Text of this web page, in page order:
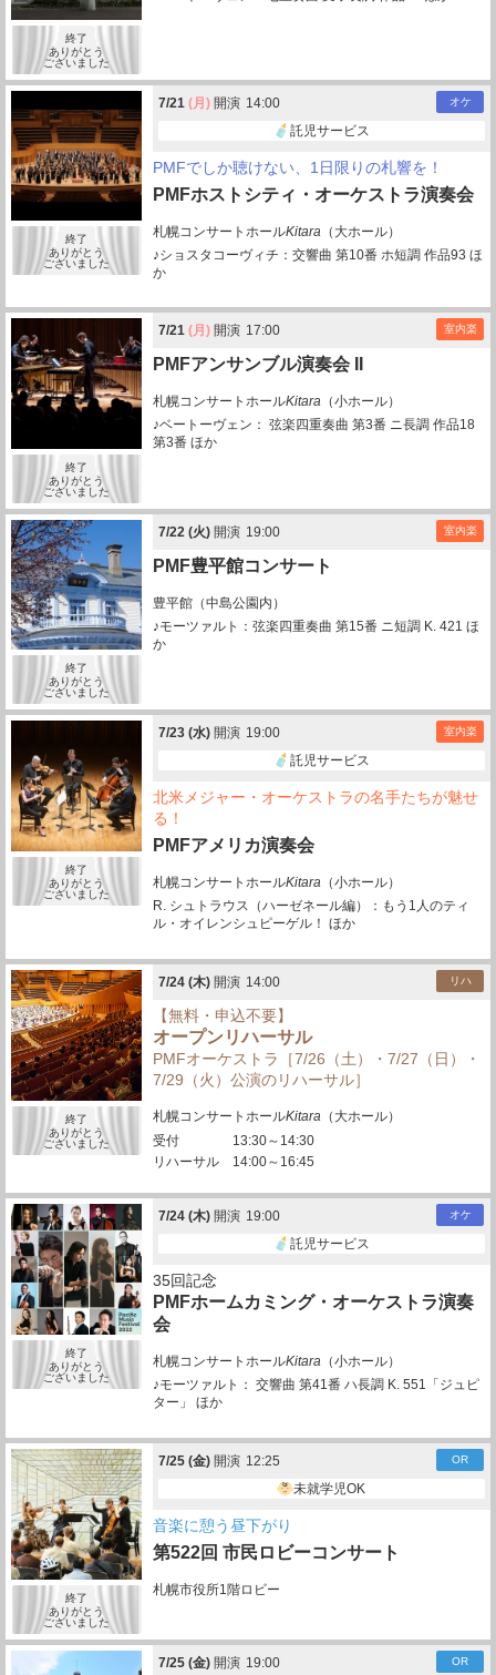
終了
ありがとう
ございました
PMFでしか聴けない、1日限りの札響を！
PMFホストシティ・オーケストラ演奏会
札幌コンサートホールKitara （大ホール）
♪ショスタコーヴィチ：交響曲 第10番 ホ短調 作品93 ほ
か
オケ
7/21 (月) 開演 14:00
託児サービス
終了
ありがとう
ございました
PMFアンサンブル演奏会 II
札幌コンサートホールKitara（小ホール）
♪ベートーヴェン： 弦楽四重奏曲 第3番 ニ長調 作品18
第3番 ほか
室内楽
7/21 (月) 開演 17:00
終了
ありがとう
ございました
PMF豊平館コンサート
豊平館（中島公園内）
♪モーツァルト：弦楽四重奏曲 第15番 ニ短調 K. 421 ほ
か
室内楽
7/22 (火) 開演 19:00
終了
ありがとう
ございました
北米メジャー・オーケストラの名手たちが魅せ
る！
PMFアメリカ演奏会
札幌コンサートホールKitara（小ホール）
R. シュトラウス（ハーゼネール編）：もう1人のティ
ル・オイレンシュピーゲル！ ほか
室内楽
7/23 (水) 開演 19:00
託児サービス
終了
ありがとう
ございました
【無料・申込不要】
オープンリハーサル
PMFオーケストラ［7/26（土）・7/27（日）・
7/29（火）公演のリハーサル］
札幌コンサートホールKitara（大ホール）
受付
13:30～14:30
リハーサル
14:00～16:45
リハ
7/24 (木) 開演 14:00
終了
ありがとう
ございました
35回記念
PMFホームカミング・オーケストラ演奏
会
札幌コンサートホールKitara（小ホール）
♪モーツァルト： 交響曲 第41番 ハ長調 K. 551「ジュピ
ター」 ほか
オケ
7/24 (木) 開演 19:00
託児サービス
終了
ありがとう
ございました
音楽に憩う昼下がり
第522回 市民ロビーコンサート
札幌市役所1階ロビー
OR
7/25 (金) 開演 12:25
未就学児OK
終了
ありがとう
ございました
OR
7/25 (金) 開演 19:00